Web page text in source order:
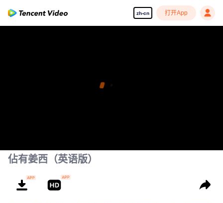
zh-cn 打开App
佔有姜西（英语版）